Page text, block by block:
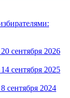
сентября 2026
сентября 2025
сентября 2024